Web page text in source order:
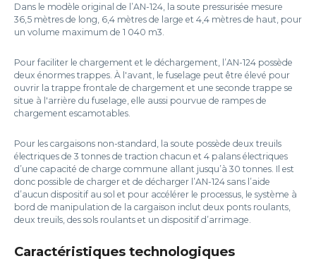
Dans le modèle original de l’AN-124, la soute pressurisée mesure
36,5 mètres de long, 6,4 mètres de large et 4,4 mètres de haut, pour
un volume maximum de 1 040 m3.
Pour faciliter le chargement et le déchargement, l’AN-124 possède
deux énormes trappes. À l'avant, le fuselage peut être élevé pour
ouvrir la trappe frontale de chargement et une seconde trappe se
situe à l'arrière du fuselage, elle aussi pourvue de rampes de
chargement escamotables.
Pour les cargaisons non-standard, la soute possède deux treuils
électriques de 3 tonnes de traction chacun et 4 palans électriques
d’une capacité de charge commune allant jusqu’à 30 tonnes. Il est
donc possible de charger et de décharger l’AN-124 sans l’aide
d’aucun dispositif au sol et pour accélérer le processus, le système à
bord de manipulation de la cargaison inclut deux ponts roulants,
deux treuils, des sols roulants et un dispositif d’arrimage.
Caractéristiques technologiques